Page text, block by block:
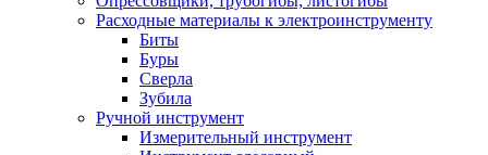
Расходные материалы к электроинструменту
Биты
Буры
Сверла
Зубила
Ручной инструмент
Измерительный инструмент